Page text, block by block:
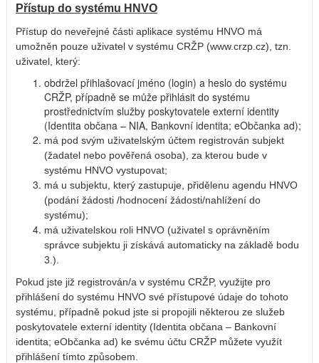
Přístup do systému HNVO
Přístup do neveřejné části aplikace systému HNVO má
umožněn pouze uživatel v systému CRŽP (www.crzp.cz), tzn.
uživatel, který:
obdržel přihlašovací jméno (login) a heslo do systému
CRŽP, případně se může přihlásit do systému
prostřednictvím služby poskytovatele externí identity
(Identita občana – NIA, Bankovní identita; eObčanka ad);
má pod svým uživatelským účtem registrován subjekt
(žadatel nebo pověřená osoba), za kterou bude v
systému HNVO vystupovat;
má u subjektu, který zastupuje, přidělenu agendu HNVO
(podání žádosti /hodnocení žádosti/nahlížení do
systému);
má uživatelskou roli HNVO (uživatel s oprávněním
správce subjektu ji získává automaticky na základě bodu
3.).
Pokud jste již registrován/a v systému CRŽP, využijte pro
přihlášení do systému HNVO své přístupové údaje do tohoto
systému, případně pokud jste si propojili některou ze služeb
poskytovatele externí identity (Identita občana – Bankovní
identita; eObčanka ad) ke svému účtu CRŽP můžete využít
přihlášení tímto způsobem.